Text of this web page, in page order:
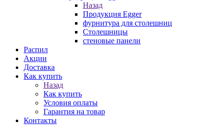
Назад
Продукция Egger
фурнитура для столешниц
Столешницы
стеновые панели
Распил
Акции
Доставка
Как купить
Назад
Как купить
Условия оплаты
Гарантия на товар
Контакты